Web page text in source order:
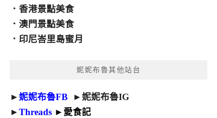
． 香港景點美食
． 澳門景點美食
． 印尼峇里島蜜月
妮妮布魯其他站台
►妮妮布魯FB ►妮妮布魯IG
►Threads ► 愛食記